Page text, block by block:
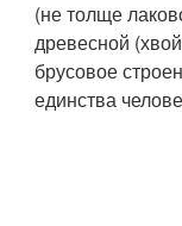
(не толще
древесной
брусовое
единства